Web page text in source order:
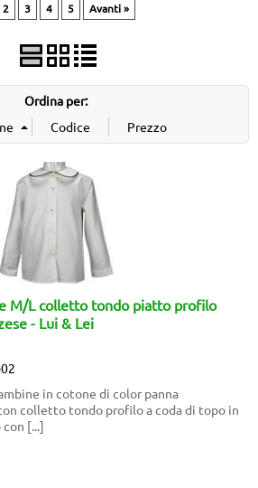
2 3 4 5 Avanti »
Ordina per:
M/L colletto tondo piatto profilo
- Lui & Lei
in cotone di color panna
colletto tondo profilo a coda di topo in
[...]